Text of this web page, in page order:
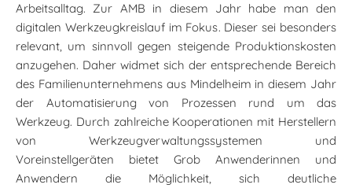
Arbeitsalltag. Zur AMB in diesem Jahr habe man den
digitalen Werkzeugkreislauf im Fokus. Dieser sei besonders
relevant, um sinnvoll gegen steigende Produktionskosten
anzugehen. Daher widmet sich der entsprechende Bereich
des Familienunternehmens aus Mindelheim in diesem Jahr
der Automatisierung von Prozessen rund um das
Werkzeug. Durch zahlreiche Kooperationen mit Herstellern
von Werkzeugverwaltungssystemen und
Voreinstellgeräten bietet Grob Anwenderinnen und
Anwendern die Möglichkeit, sich deutliche